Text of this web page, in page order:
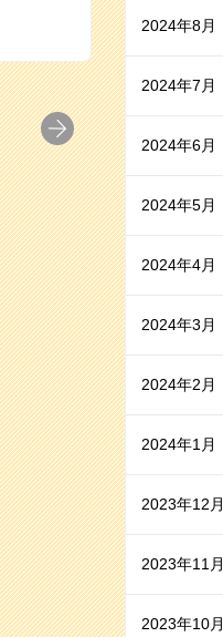
2024年8月
2024年7月
2024年6月
2024年5月
2024年4月
2024年3月
2024年2月
2024年1月
2023年12月
2023年11月
2023年10月